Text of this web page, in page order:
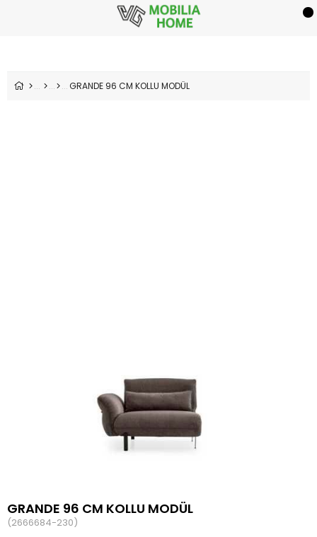
GRANDE 96 CM KOLLU MODÜL
GRANDE 96 CM KOLLU MODÜL
(2666684-230)